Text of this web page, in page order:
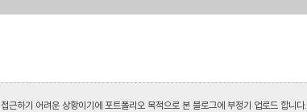
하기 어려운 상황이기에 포트폴리오 목적으로 본 블로그에 부정기 업로드 합니다.